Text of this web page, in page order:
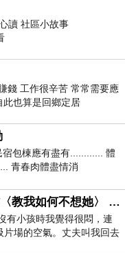
心讀 社區小故事
錢 工作很辛苦 常常需要應
也算是回鄉定居
包棟應有盡有............ 體
青春肉體盡情消
AI葛蘭婚後復出作〈教我如何不想她〉 #戀上老電影 #葛蘭 #粟子
有小孩時我覺得很悶，連
片場的空氣。丈夫叫我回去
何不想她〉（1963